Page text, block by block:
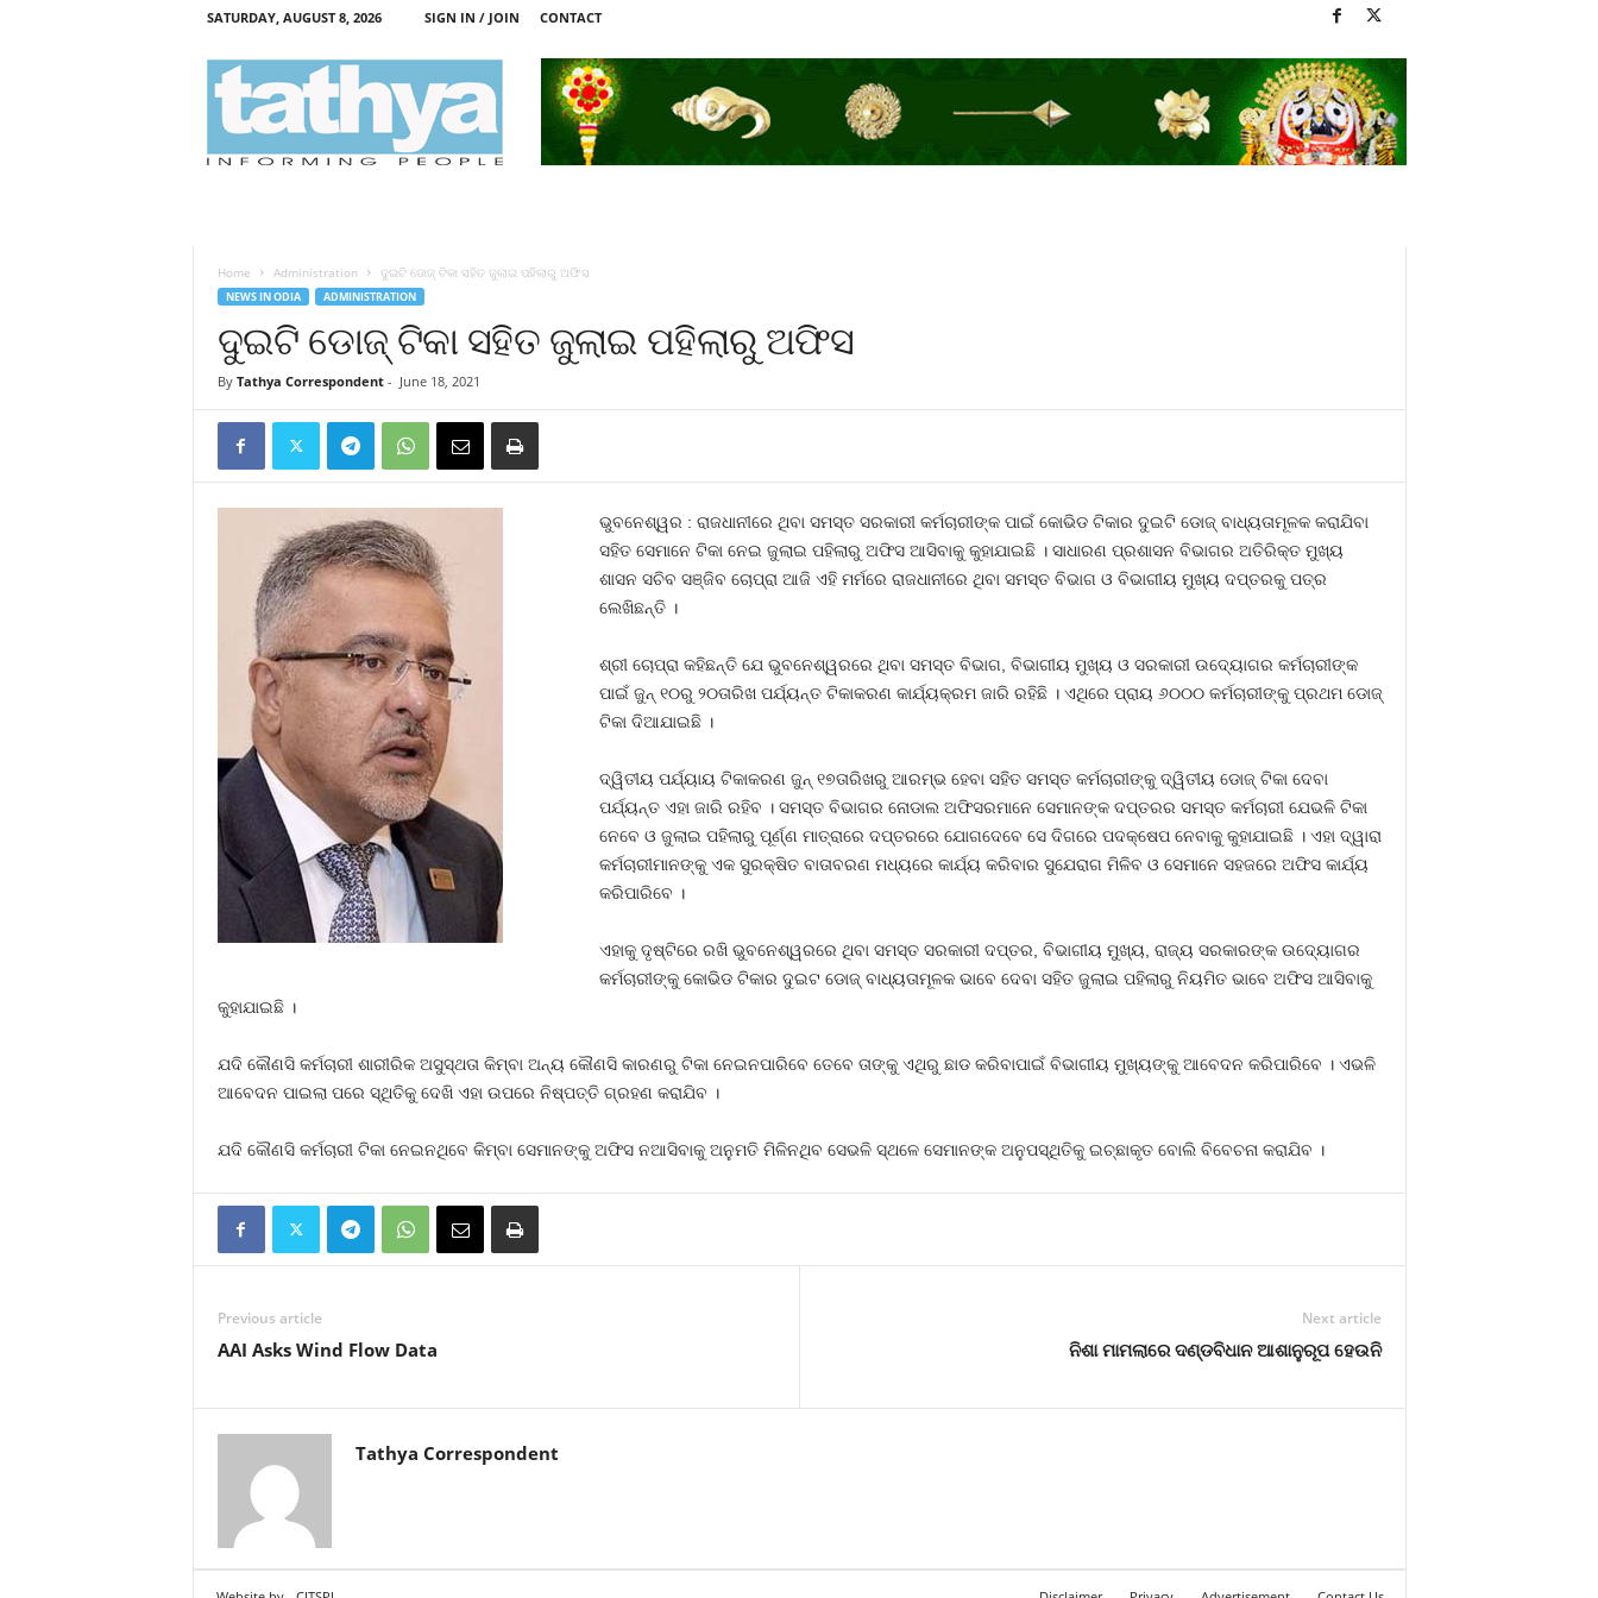
SATURDAY, AUGUST 8, 2026 SIGN IN / JOIN CONTACT
Home Administration ଦୁଇଟି ଡୋଜ୍‍ ଟିକା ସହିତ ଜୁଲାଇ ପହିଲାରୁ ଅଫିସ
NEWS IN ODIA ADMINISTRATION
ଦୁଇଟି ଡୋଜ୍‍ ଟିକା ସହିତ ଜୁଲାଇ ପହିଲାରୁ ଅଫିସ
By Tathya Correspondent- June 18, 2021
ଭୁବନେଶ୍ୱର : ରାଜଧାନୀରେ ଥିବା ସମସ୍ତ ସରକାରୀ କର୍ମଚାରୀଙ୍କ ପାଇଁ କୋଭିଡ ଟିକାର ଦୁଇଟି ଡୋଜ୍‍ ବାଧ୍ୟତାମୂଳକ କରାଯିବା
ସହିତ ସେମାନେ ଟିକା ନେଇ ଜୁଲାଇ ପହିଲାରୁ ଅଫିସ ଆସିବାକୁ କୁହାଯାଇଛି । ସାଧାରଣ ପ୍ରଶାସନ ବିଭାଗର ଅତିରିକ୍ତ ମୁଖ୍ୟ
ଶାସନ ସଚିବ ସଞ୍ଜିବ ଚୋପ୍ରା ଆଜି ଏହି ମର୍ମରେ ରାଜଧାନୀରେ ଥିବା ସମସ୍ତ ବିଭାଗ ଓ ବିଭାଗୀୟ ମୁଖ୍ୟ ଦପ୍ତରକୁ ପତ୍ର
ଲେଖିଛନ୍ତି ।
ଶ୍ରୀ ଚୋପ୍ରା କହିଛନ୍ତି ଯେ ଭୁବନେଶ୍ୱରରେ ଥିବା ସମସ୍ତ ବିଭାଗ, ବିଭାଗୀୟ ମୁଖ୍ୟ ଓ ସରକାରୀ ଉଦ୍ୟୋଗର କର୍ମଚାରୀଙ୍କ
ପାଇଁ ଜୁନ୍‍ ୧୦ରୁ ୨୦ତାରିଖ ପର୍ଯ୍ୟନ୍ତ ଟିକାକରଣ କାର୍ଯ୍ୟକ୍ରମ ଜାରି ରହିଛି । ଏଥିରେ ପ୍ରାୟ ୬୦୦୦ କର୍ମଚାରୀଙ୍କୁ ପ୍ରଥମ ଡୋଜ୍‍
ଟିକା ଦିଆଯାଇଛି ।
ଦ୍ୱିତୀୟ ପର୍ଯ୍ୟାୟ ଟିକାକରଣ ଜୁନ୍‍ ୧୭ତାରିଖରୁ ଆରମ୍ଭ ହେବା ସହିତ ସମସ୍ତ କର୍ମଚାରୀଙ୍କୁ ଦ୍ୱିତୀୟ ଡୋଜ୍‍ ଟିକା ଦେବା
ପର୍ଯ୍ୟନ୍ତ ଏହା ଜାରି ରହିବ । ସମସ୍ତ ବିଭାଗର ନୋଡାଲ ଅଫିସରମାନେ ସେମାନଙ୍କ ଦପ୍ତରର ସମସ୍ତ କର୍ମଚାରୀ ଯେଭଳି ଟିକା
ନେବେ ଓ ଜୁଲାଇ ପହିଲାରୁ ପୂର୍ଣ୍ଣ ମାତ୍ରାରେ ଦପ୍ତରରେ ଯୋଗଦେବେ ସେ ଦିଗରେ ପଦକ୍ଷେପ ନେବାକୁ କୁହାଯାଇଛି । ଏହା ଦ୍ୱାରା
କର୍ମଚାରୀମାନଙ୍କୁ ଏକ ସୁରକ୍ଷିତ ବାତାବରଣ ମଧ୍ୟରେ କାର୍ଯ୍ୟ କରିବାର ସୁଯେରାଗ ମିଳିବ ଓ ସେମାନେ ସହଜରେ ଅଫିସ କାର୍ଯ୍ୟ
କରିପାରିବେ ।
ଏହାକୁ ଦୃଷ୍ଟିରେ ରଖି ଭୁବନେଶ୍ୱରରେ ଥିବା ସମସ୍ତ ସରକାରୀ ଦପ୍ତର, ବିଭାଗୀୟ ମୁଖ୍ୟ, ରାଜ୍ୟ ସରକାରଙ୍କ ଉଦ୍ୟୋଗର
କର୍ମଚାରୀଙ୍କୁ କୋଭିଡ ଟିକାର ଦୁଇଟ ଡୋଜ୍‍ ବାଧ୍ୟତାମୂଳକ ଭାବେ ଦେବା ସହିତ ଜୁଲାଇ ପହିଲାରୁ ନିୟମିତ ଭାବେ ଅଫିସ ଆସିବାକୁ
କୁହାଯାଇଛି ।
ଯଦି କୌଣସି କର୍ମଚାରୀ ଶାରୀରିକ ଅସୁସ୍ଥତା କିମ୍ବା ଅନ୍ୟ କୌଣସି କାରଣରୁ ଟିକା ନେଇନପାରିବେ ତେବେ ତାଙ୍କୁ ଏଥିରୁ ଛାଡ କରିବାପାଇଁ ବିଭାଗୀୟ ମୁଖ୍ୟଙ୍କୁ ଆବେଦନ କରିପାରିବେ । ଏଭଳି
ଆବେଦନ ପାଇଲା ପରେ ସ୍ଥିତିକୁ ଦେଖି ଏହା ଉପରେ ନିଷ୍ପତ୍ତି ଗ୍ରହଣ କରାଯିବ ।
ଯଦି କୌଣସି କର୍ମଚାରୀ ଟିକା ନେଇନଥିବେ କିମ୍ବା ସେମାନଙ୍କୁ ଅଫିସ ନଆସିବାକୁ ଅନୁମତି ମିଳିନଥିବ ସେଭଳି ସ୍ଥଳେ ସେମାନଙ୍କ ଅନୁପସ୍ଥିତିକୁ ଇଚ୍ଛାକୃତ ବୋଲି ବିବେଚନା କରାଯିବ ।
Previous article
AAI Asks Wind Flow Data
Next article
ନିଶା ମାମଲାରେ ଦଣ୍ଡବିଧାନ ଆଶାନୁରୂପ ହେଉନି
Tathya Correspondent